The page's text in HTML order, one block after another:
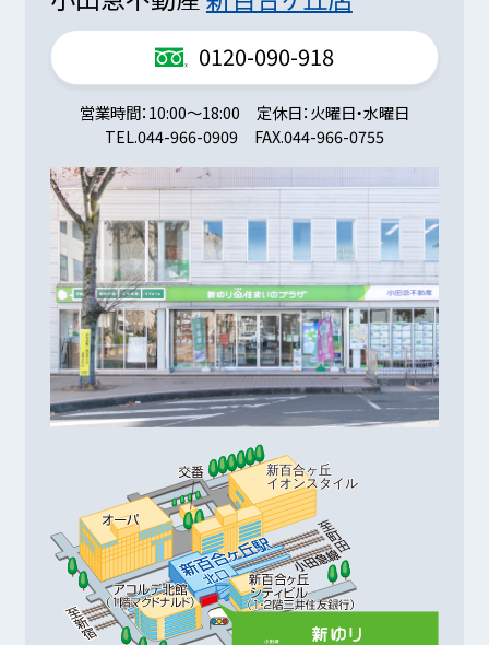
0120-090-918
営業時間 10:00～18:00 定休日 火曜日・水曜日
TEL.044-966-0909 FAX.044-966-0755